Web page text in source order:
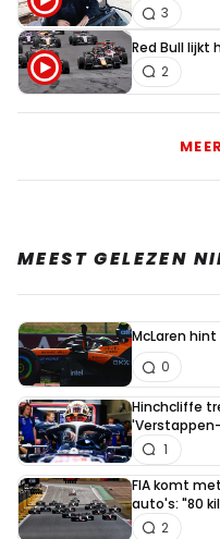
3
Red Bull lijkt
2
MEEST GELEZEN
McLaren
0
Hinchcliffe
1
FIA komt
auto's: "80
2